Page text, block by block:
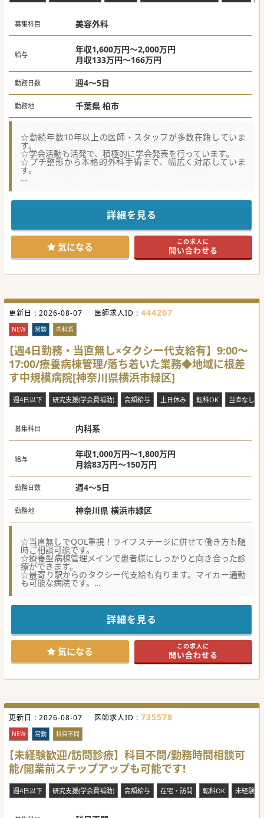
募集科目 美容外科
給与
年収1,600万円～2,000万円
月収133万円～166万円
勤務日数 週4～5日
勤務地 千葉県 柏市
☆勤続年数10年以上の医師・スタッフが多数在籍していま
す。
☆学会活動も活発で、積極的に学会発表を行っています。
☆プチ整形から本格的外科手術まで、幅広く対応していま
す。
経験者歓迎です！患者様の要望をヒアリング、理解し、
最良の治療を提供する、顧客満足度を高められる医師におす
少しでもご興味がございましたら、お気軽にお問合せくださ
い！
#春入職可 #秋入職可
詳細を見る
気になる この求人に
問い合わせる
更新日 : 2026-08-07 医師求人ID : 444207
NEW 常勤 内科系
【週4日勤務・当直無し×タクシー代支給有】9:00～
17:00/療養病棟管理/落ち着いた業務◆地域に根差
す中規模病院[神奈川県横浜市緑区]
週4日以下 研究支援(学会費補助) 高額給与 土日休み 転科OK 当直なし
募集科目 内科系
給与
年収1,000万円～1,800万円
月給83万円～150万円
勤務日数 週4～5日
勤務地 神奈川県 横浜市緑区
☆当直無しでQOL重視！ライフステージに併せて働き方も随
時ご相談可能です。
☆療養型病棟管理メインで患者様にしっかりと向き合った診
療ができます。
☆最寄り駅からのタクシー代支給も有ります。マイカー通勤
も可能な病院です。
開院後30年以上に渡り、地域医療を支えている病院です。
患者様の身体のケアはもちろん、心のケアにも注力しており
認知症にも力を入れており、内科・精神科・神経内科の先生
方が
それぞれ連携を取り合い、心と身体の双方のサポート体制を
築いています。
風通しの良い院内でのご勤務が実現できます。
詳細を見る
気になる この求人に
問い合わせる
更新日 : 2026-08-07 医師求人ID : 735578
NEW 常勤 科目不問
【未経験歓迎/訪問診療】科目不問/勤務時間相談可
能/開業前ステップアップも可能です!
週4日以下 研究支援(学会費補助) 高額給与 在宅・訪問 転科OK 未経験歓